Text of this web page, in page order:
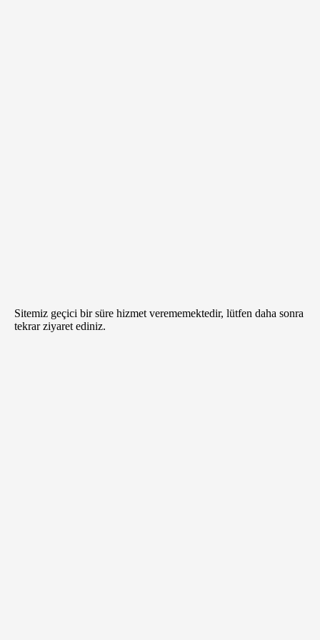
Sitemiz geçici bir süre hizmet verememektedir, lütfen daha sonra
tekrar ziyaret ediniz.